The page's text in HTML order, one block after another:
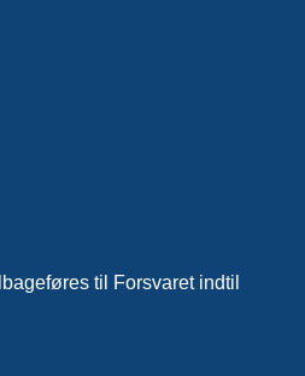
til Forsvaret indtil